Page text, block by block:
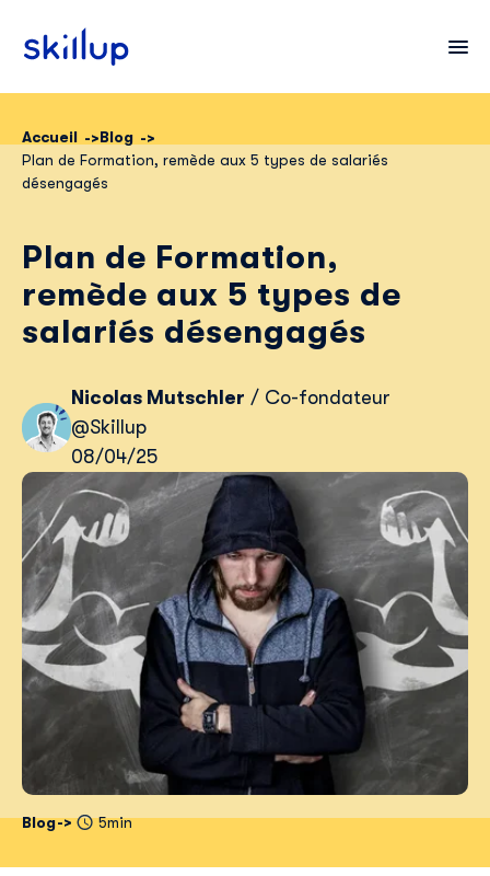
Clients
Tarifs
Accueil
Blog
Plan de Formation, remède aux 5 types de salariés
désengagés
Blog 5min
Plan de Formation,
remède aux 5 types de
salariés désengagés
Nicolas Mutschler / Co-fondateur
@Skillup
08/04/25